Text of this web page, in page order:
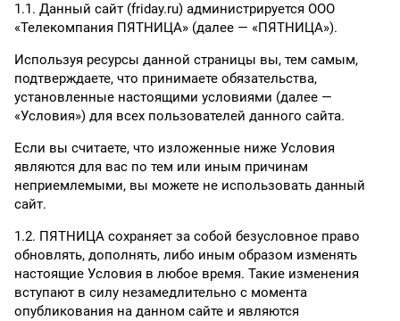
1.1. Данный сайт (friday.ru) администрируется ООО
«Телекомпания ПЯТНИЦА» (далее — «ПЯТНИЦА»).
Используя ресурсы данной страницы вы, тем самым,
подтверждаете, что принимаете обязательства,
установленные настоящими условиями (далее —
«Условия») для всех пользователей данного сайта.
Если вы считаете, что изложенные ниже Условия
являются для вас по тем или иным причинам
неприемлемыми, вы можете не использовать данный
сайт.
1.2. ПЯТНИЦА сохраняет за собой безусловное право
обновлять, дополнять, либо иным образом изменять
настоящие Условия в любое время. Такие изменения
вступают в силу незамедлительно с момента
опубликования на данном сайте и являются